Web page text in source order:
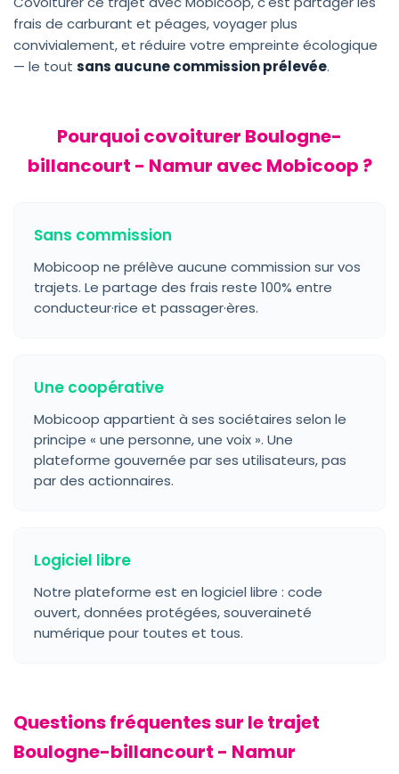
frais de carburant et péages, voyager plus
convivialement, et réduire votre empreinte écologique
— le tout sans aucune commission prélevée.
Pourquoi covoiturer Boulogne-
billancourt - Namur avec Mobicoop ?
Sans commission
Mobicoop ne prélève aucune commission sur vos
trajets. Le partage des frais reste 100% entre
conducteur·rice et passager·ères.
Une coopérative
Mobicoop appartient à ses sociétaires selon le
principe « une personne, une voix ». Une
plateforme gouvernée par ses utilisateurs, pas
par des actionnaires.
Logiciel libre
Notre plateforme est en logiciel libre : code
ouvert, données protégées, souveraineté
numérique pour toutes et tous.
Questions fréquentes sur le trajet
Boulogne-billancourt - Namur